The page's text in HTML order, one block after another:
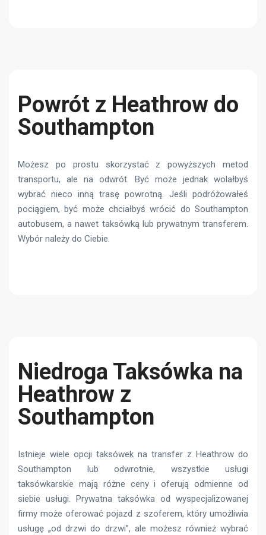
Powrót z Heathrow do
Southampton
Możesz po prostu skorzystać z powyższych metod
transportu, ale na odwrót. Być może jednak wolałbyś
wybrać nieco inną trasę powrotną. Jeśli podróżowałeś
pociągiem, być może chciałbyś wrócić do Southampton
autobusem, a nawet taksówką lub prywatnym transferem.
Wybór należy do Ciebie.
Niedroga Taksówka na
Heathrow z
Southampton
Istnieje wiele opcji taksówek na transfer z Heathrow do
Southampton lub odwrotnie, wszystkie usługi
taksówkarskie mają różne ceny i oferują odmienne od
siebie usługi. Prywatna taksówka od wyspecjalizowanej
firmy może oferować pojazd z szoferem, który umożliwia
usługę „od drzwi do drzwi”, ale możesz również wybrać